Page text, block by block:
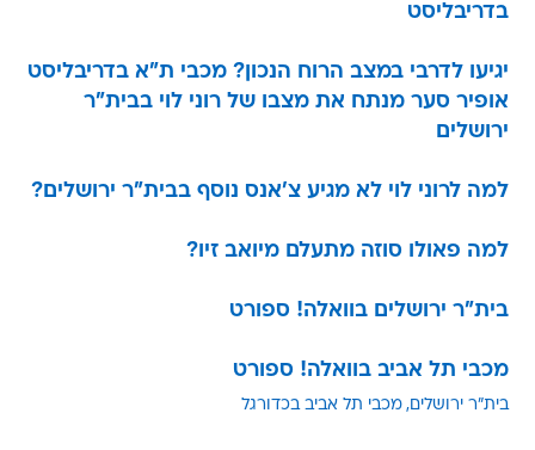
בדריבליסט
יגיעו לדרבי במצב הרוח הנכון? מכבי ת"א בדריבליסט
אופיר סער מנתח את מצבו של רוני לוי בבית"ר
ירושלים
למה לרוני לוי לא מגיע צ'אנס נוסף בבית"ר ירושלים?
למה פאולו סוזה מתעלם מיואב זיו?
בית"ר ירושלים בוואלה! ספורט
מכבי תל אביב בוואלה! ספורט
בית"ר ירושלים מכבי תל אביב בכדורגל